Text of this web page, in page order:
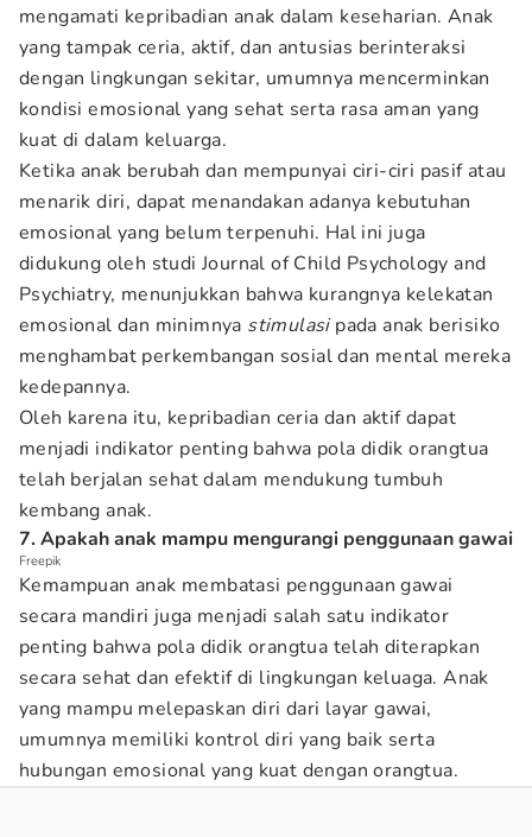
mengamati kepribadian anak dalam keseharian. Anak
yang tampak ceria, aktif, dan antusias berinteraksi
dengan lingkungan sekitar, umumnya mencerminkan
kondisi emosional yang sehat serta rasa aman yang
kuat di dalam keluarga.
Ketika anak berubah dan mempunyai ciri-ciri pasif atau
menarik diri, dapat menandakan adanya kebutuhan
emosional yang belum terpenuhi. Hal ini juga
didukung oleh studi Journal of Child Psychology and
Psychiatry, menunjukkan bahwa kurangnya kelekatan
emosional dan minimnya stimulasipada anak berisiko
menghambat perkembangan sosial dan mental mereka
kedepannya.
Oleh karena itu, kepribadian ceria dan aktif dapat
menjadi indikator penting bahwa pola didik orangtua
telah berjalan sehat dalam mendukung tumbuh
kembang anak.
7. Apakah anak mampu mengurangi penggunaan gawai
Freepik
Kemampuan anak membatasi penggunaan gawai
secara mandiri juga menjadi salah satu indikator
penting bahwa pola didik orangtua telah diterapkan
secara sehat dan efektif di lingkungan keluaga. Anak
yang mampu melepaskan diri dari layar gawai,
umumnya memiliki kontrol diri yang baik serta
hubungan emosional yang kuat dengan orangtua.